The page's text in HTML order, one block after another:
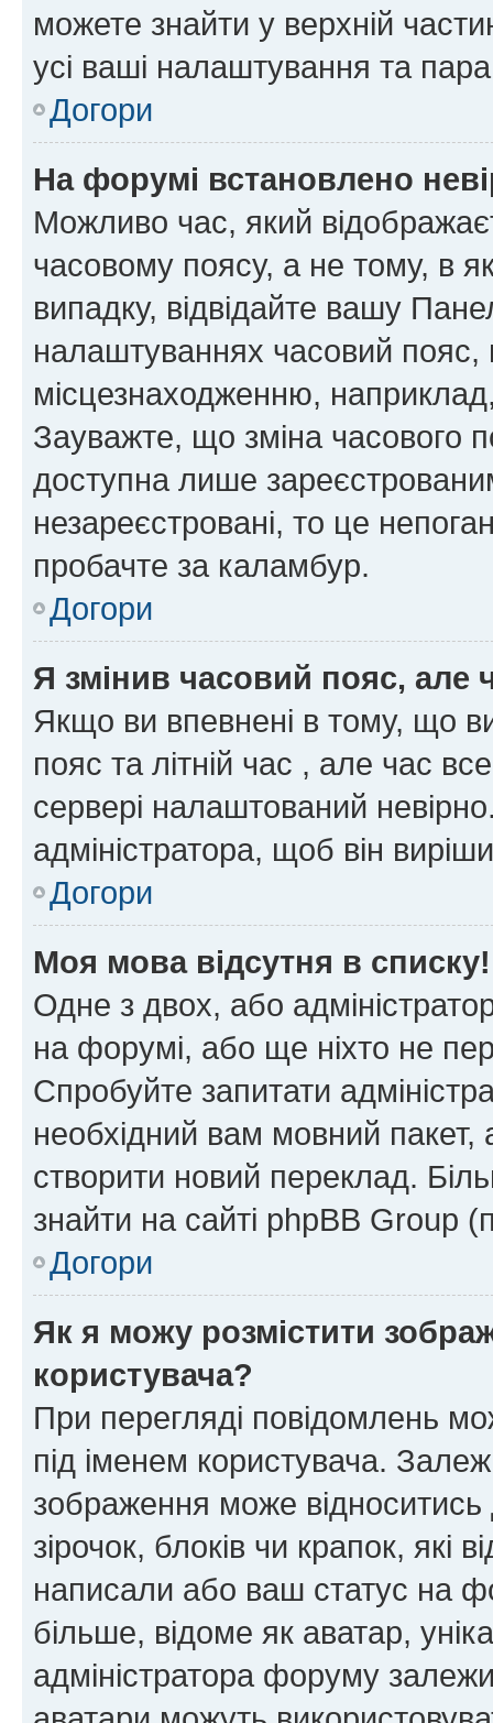
можете знайти у верхній
усі ваші налаштування та
Догори
На форумі встановлено
Можливо час, який
часовому поясу, а не тому, в
випадку, відвідайте вашу
налаштуваннях часовий пояс,
місцезнаходженню,
Зауважте, що зміна часового
доступна лише
незареєстровані, то це
пробачте за каламбур.
Догори
Я змінив часовий пояс, але
Якщо ви впевнені в тому, що
пояс та літній час , але час
сервері налаштований
адміністратора, щоб він
Догори
Моя мова відсутня в списку!
Одне з двох, або
на форумі, або ще ніхто не
Спробуйте запитати
необхідний вам мовний
створити новий переклад.
знайти на сайті phpBB Group
Догори
Як я можу розмістити
користувача?
При перегляді повідомлень
під іменем користувача.
зображення може відноситись
зірочок, блоків чи крапок, які
написали або ваш статус на
більше, відоме як аватар,
адміністратора форуму